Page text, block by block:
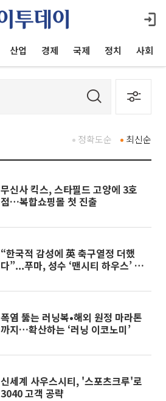
산업 경제 국제 정치 사회
최신순
정확도순
무신사 킥스, 스타필드 고양에 3호
점…복합쇼핑몰 첫 진출
“한국적 감성에 英 축구열정 더했
다”...푸마, 성수 ‘맨시티 하우스’ 팝
폭염 뚫는 러닝복•해외 원정 마라톤
까지…확산하는 ‘러닝 이코노미’
신세계 사우스시티, '스포츠크루'로
3040 고객 공략